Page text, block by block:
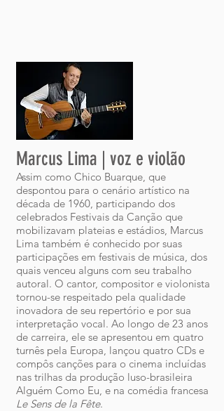
Marcus Lima | voz e violão
Assim como Chico Buarque, que
despontou para o cenário artístico na
década de 1960, participando dos
celebrados Festivais da Canção que
mobilizavam plateias e estádios, Marcus
Lima também é conhecido por suas
participações em festivais de música, dos
quais venceu alguns com seu trabalho
autoral. O cantor, compositor e violonista
tornou-se respeitado pela qualidade
inovadora de seu repertório e por sua
interpretação vocal. Ao longo de 23 anos
de carreira, ele se apresentou em quatro
turnês pela Europa, lançou quatro CDs e
compôs canções para o cinema incluídas
nas trilhas da produção luso-brasileira
Alguém Como Eu, e na comédia francesa
Le Sens de la Fête.